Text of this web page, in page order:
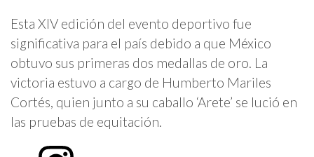
Esta XIV edición del evento deportivo fue
significativa para el país debido a que México
obtuvo sus primeras dos medallas de oro. La
victoria estuvo a cargo de Humberto Mariles
Cortés, quien junto a su caballo ‘Arete’ se lució en
las pruebas de equitación.